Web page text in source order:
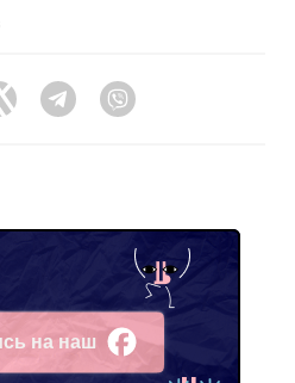
Twitter Telegram
на наш